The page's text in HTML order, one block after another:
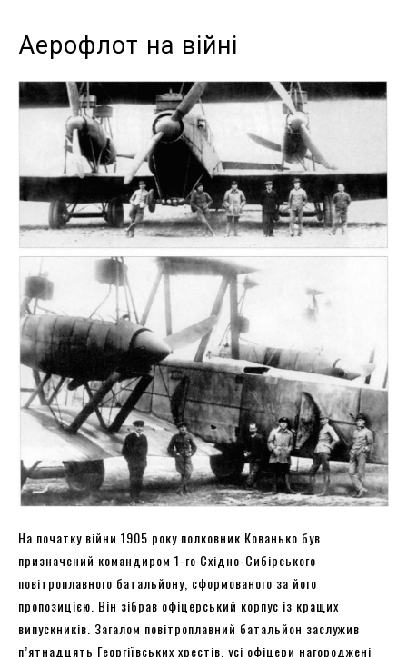
Аерофлот на війні
На початку війни 1905 року полковник Кованько був
призначений командиром 1-го Східно-Сибірського
повітроплавного батальйону, сформованого за його
пропозицією. Він зібрав офіцерський корпус із кращих
випускників. Загалом повітроплавний батальйон заслужив
п’ятнадцять Георгіївських хрестів, усі офіцери нагороджені